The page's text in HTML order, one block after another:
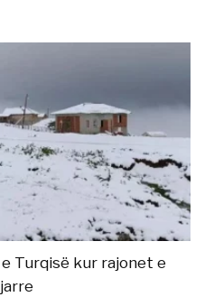
Turqisë kur rajonet e